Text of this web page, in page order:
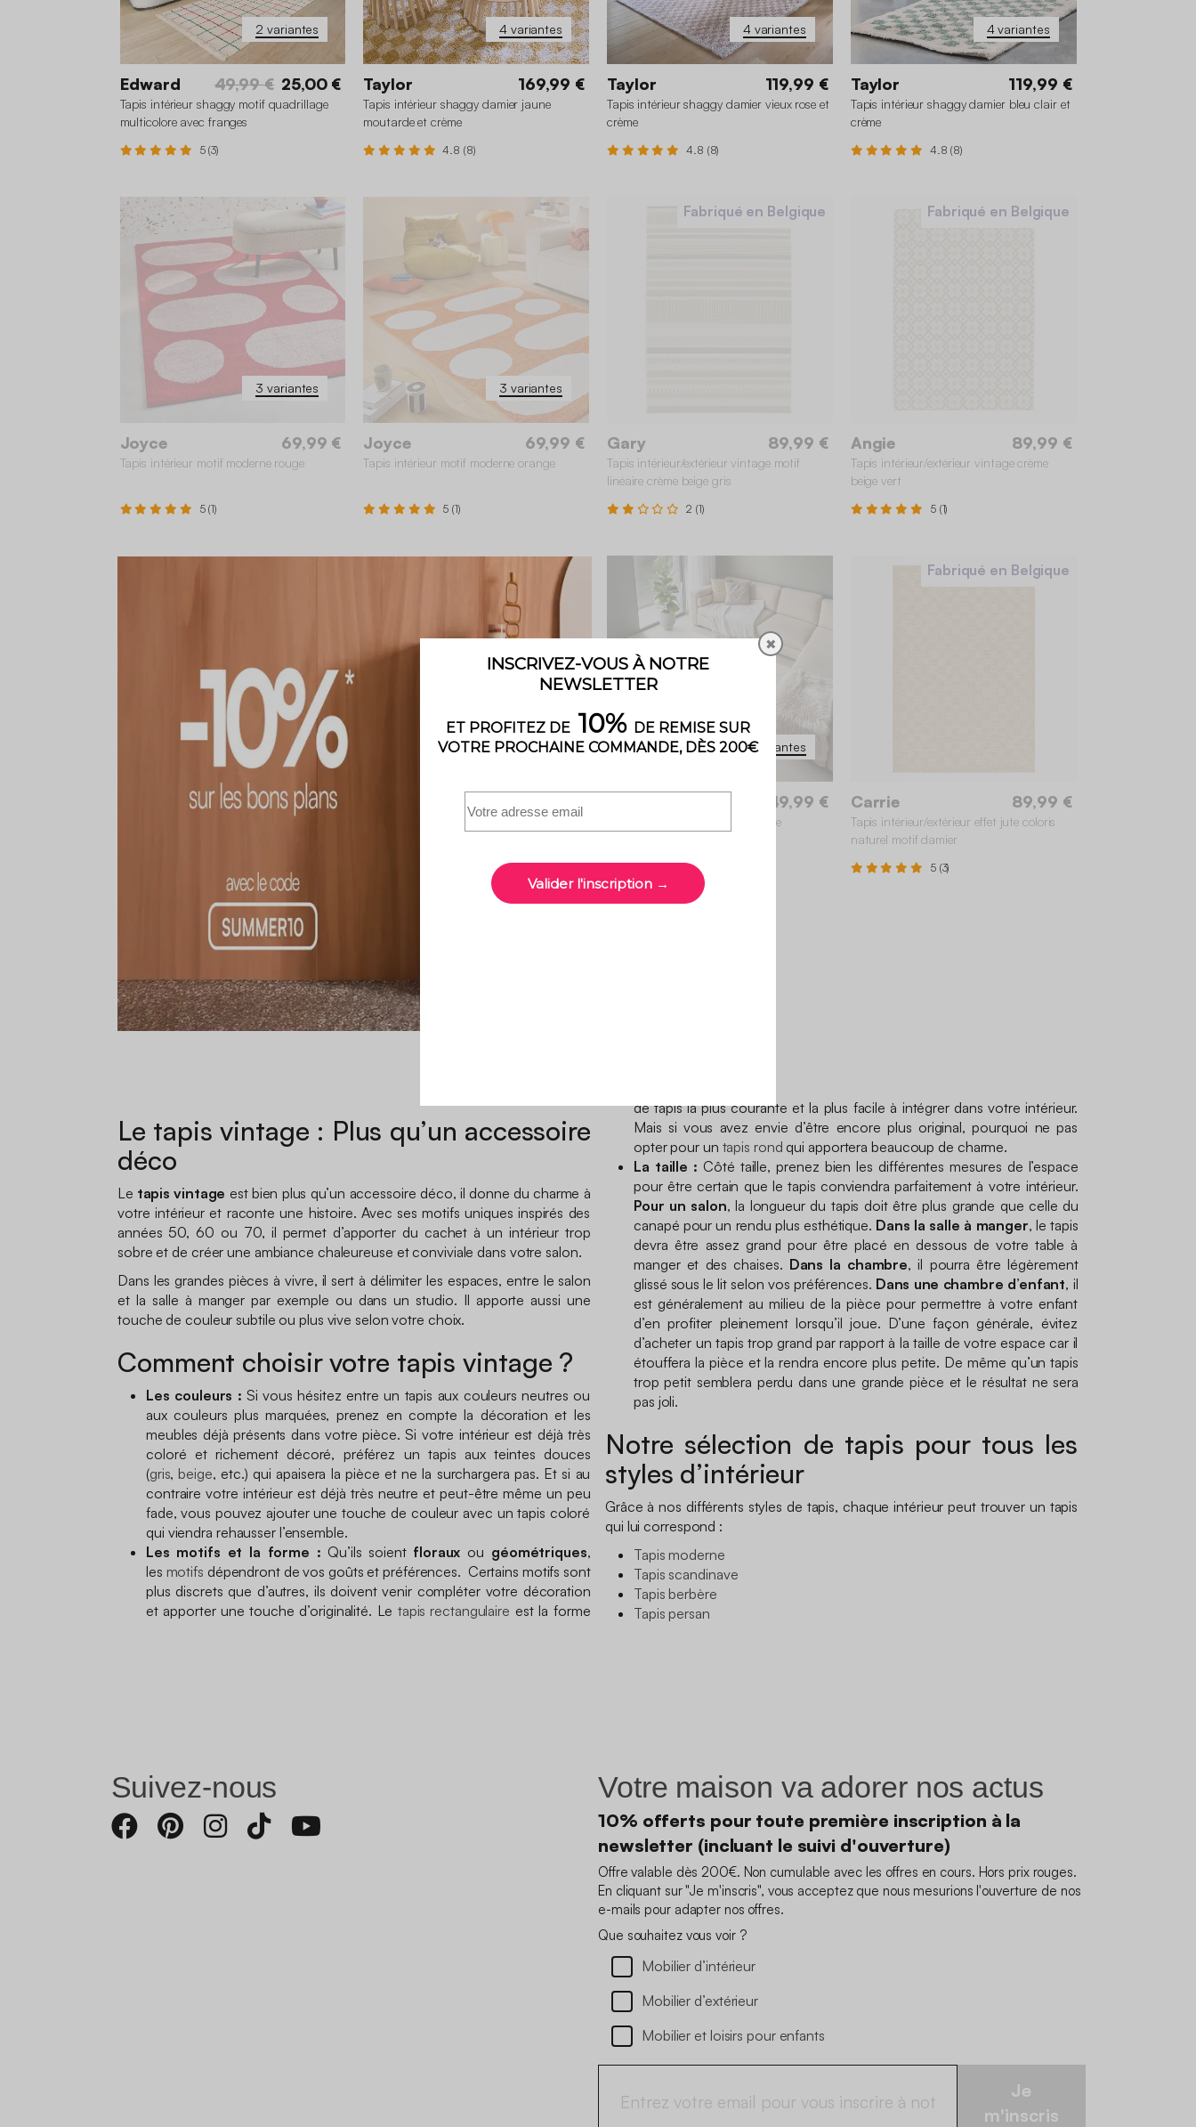
80 x 150 cm 160 x 230 cm
2 variantes
Edward 49,99 € 25,00 €
Tapis intérieur shaggy motif quadrillage
multicolore avec franges
5 (3)
200 x 290 cm
120 x 170 cm
160 x 230 cm
80 x 150 cm
4 variantes
Taylor 169,99 €
Tapis intérieur shaggy damier jaune
moutarde et crème
4.8 (8)
120 x 170 cm
4 variantes
Taylor 119,99 €
Tapis intérieur shaggy damier vieux rose et
crème
4.8 (8)
120 x 170 cm
4 variantes
Taylor 119,99 €
Tapis intérieur shaggy damier bleu clair et
crème
4.8 (8)
3 variantes
Joyce 69,99 €
Tapis intérieur motif moderne rouge
5 (1)
160 x 230 cm
200 x 280 cm
3 variantes
Joyce 69,99 €
Tapis intérieur motif moderne orange
5 (1)
Fabriqué en Belgique
Gary 89,99 €
Tapis intérieur/extérieur vintage motif
linéaire crème beige gris
2 (1)
Fabriqué en Belgique
Angie 89,99 €
Tapis intérieur/extérieur vintage crème
beige vert
5 (1)
2 variantes
49,99 €
Tapis intérieur motif fleures crème
5 (1)
Fabriqué en Belgique
Carrie 89,99 €
Tapis intérieur/extérieur effet jute coloris
naturel motif damier
5 (3)
Le tapis vintage : Plus qu’un accessoire
déco
Le tapis vintage est bien plus qu’un accessoire déco, il donne du charme à
votre intérieur et raconte une histoire. Avec ses motifs uniques inspirés des
années 50, 60 ou 70, il permet d’apporter du cachet à un intérieur trop
sobre et de créer une ambiance chaleureuse et conviviale dans votre salon.
Dans les grandes pièces à vivre, il sert à délimiter les espaces, entre le salon
et la salle à manger par exemple ou dans un studio. Il apporte aussi une
touche de couleur subtile ou plus vive selon votre choix.
Comment choisir votre tapis vintage ?
Les couleurs : Si vous hésitez entre un tapis aux couleurs neutres ou
aux couleurs plus marquées, prenez en compte la décoration et les
meubles déjà présents dans votre pièce. Si votre intérieur est déjà très
coloré et richement décoré, préférez un tapis aux teintes douces
(gris, beige, etc.) qui apaisera la pièce et ne la surchargera pas. Et si au
contraire votre intérieur est déjà très neutre et peut-être même un peu
fade, vous pouvez ajouter une touche de couleur avec un tapis coloré
qui viendra rehausser l’ensemble.
Les motifs et la forme : Qu’ils soient floraux ou géométriques,
les motifs dépendront de vos goûts et préférences. Certains motifs sont
plus discrets que d’autres, ils doivent venir compléter votre décoration
et apporter une touche d’originalité. Le tapis rectangulaire est la forme
de tapis la plus courante et la plus facile à intégrer dans votre intérieur.
Mais si vous avez envie d’être encore plus original, pourquoi ne pas
opter pour un tapis rond qui apportera beaucoup de charme.
La taille : Côté taille, prenez bien les différentes mesures de l’espace
pour être certain que le tapis conviendra parfaitement à votre intérieur.
Pour un salon, la longueur du tapis doit être plus grande que celle du
canapé pour un rendu plus esthétique. Dans la salle à manger, le tapis
devra être assez grand pour être placé en dessous de votre table à
manger et des chaises. Dans la chambre, il pourra être légèrement
glissé sous le lit selon vos préférences. Dans une chambre d’enfant, il
est généralement au milieu de la pièce pour permettre à votre enfant
d’en profiter pleinement lorsqu’il joue. D’une façon générale, évitez
d’acheter un tapis trop grand par rapport à la taille de votre espace car il
étouffera la pièce et la rendra encore plus petite. De même qu’un tapis
trop petit semblera perdu dans une grande pièce et le résultat ne sera
pas joli.
Notre sélection de tapis pour tous les
styles d’intérieur
Grâce à nos différents styles de tapis, chaque intérieur peut trouver un tapis
qui lui correspond :
Tapis moderne
Tapis scandinave
Tapis berbère
Tapis persan
Suivez-nous Votre maison va adorer nos actus
10% offerts pour toute première inscription à la
newsletter (incluant le suivi d'ouverture)
Offre valable dès 200€. Non cumulable avec les offres en cours. Hors prix rouges.
En cliquant sur "Je m'inscris", vous acceptez que nous mesurions l'ouverture de nos
e-mails pour adapter nos offres.
Que souhaitez vous voir ?
Mobilier d’intérieur
Mobilier d’extérieur
Mobilier et loisirs pour enfants
Je
m'inscris
✖